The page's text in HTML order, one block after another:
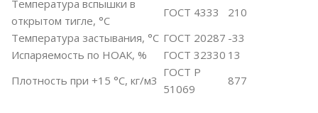
Температура вспышки в
открытом тигле, °С
ГОСТ 4333
210
Температура застывания, °С ГОСТ 20287 -33
Испаряемость по НОАК, %
ГОСТ 32330 13
Плотность при +15 °С, кг/м3
ГОСТ Р
51069
877